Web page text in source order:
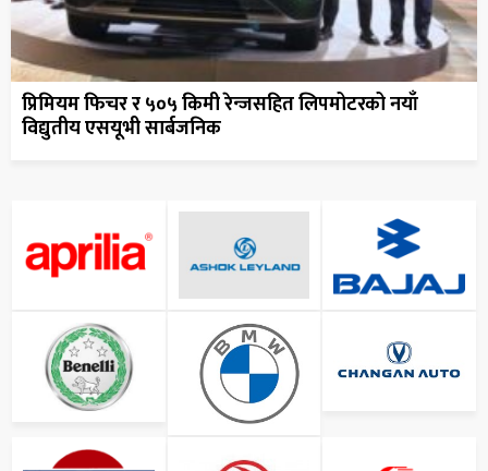
प्रिमियम फिचर र ५०५ किमी रेन्जसहित लिपमोटरको नयाँ
विद्युतीय एसयूभी सार्बजनिक